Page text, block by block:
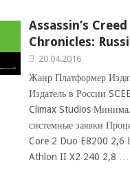
Assassin’s Creed
Chronicles:
20.04.2016
Жанр Платформер
Издатель в России
Climax Studios
системные заявки
Core 2 Duo E8200 2,6
Athlon II X2 240 2,8 …